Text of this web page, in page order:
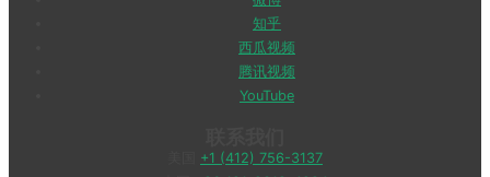
知乎
西瓜视频
腾讯视频
YouTube
+1 (412) 756-3137